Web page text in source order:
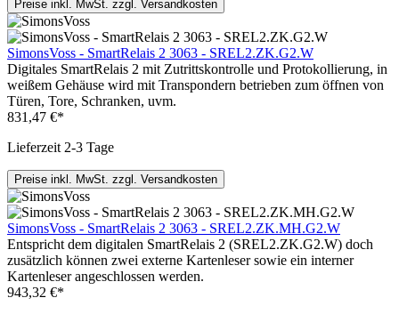
Preise inkl. MwSt. zzgl. Versandkosten
SimonsVoss - SmartRelais 2 3063 - SREL2.ZK.G2.W
Digitales SmartRelais 2 mit Zutrittskontrolle und Protokollierung, in
weißem Gehäuse wird mit Transpondern betrieben zum öffnen von
Türen, Tore, Schranken, uvm.
831,47 €*
Lieferzeit 2-3 Tage
Preise inkl. MwSt. zzgl. Versandkosten
SimonsVoss - SmartRelais 2 3063 - SREL2.ZK.MH.G2.W
Entspricht dem digitalen SmartRelais 2 (SREL2.ZK.G2.W) doch
zusätzlich können zwei externe Kartenleser sowie ein interner
Kartenleser angeschlossen werden.
943,32 €*